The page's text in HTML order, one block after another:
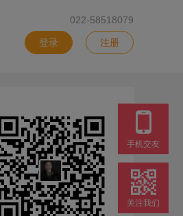
022-58518079
登录 注册
手机交友
关注我们